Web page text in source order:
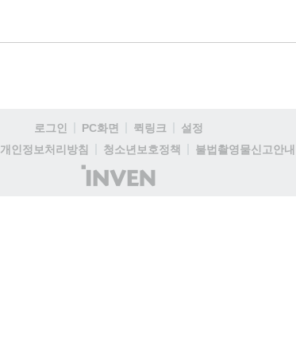
로그인 PC화면 퀵링크
설정
개인정보처리방침 청소년보호정책
불법촬영물신고안내
(주)
인